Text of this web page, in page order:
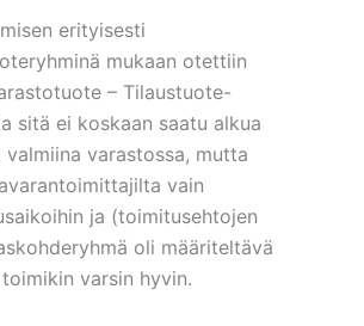
erityisesti
mukaan otettiin
– Tilaustuote-
sitä ei koskaan saatu alkua
varastossa, mutta
vain
ja (toimitusehtojen
oli määriteltävä
varsin hyvin.